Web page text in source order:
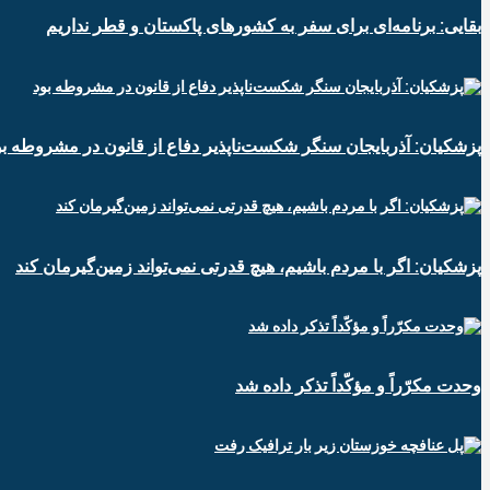
بقایی: برنامه‌ای برای سفر به کشورهای پاکستان و قطر نداریم
پزشکیان: آذربایجان سنگر شکست‌ناپذیر دفاع از قانون در مشروطه
پزشکیان: اگر با مردم باشیم، هیچ قدرتی نمی‌تواند زمین‌گیرمان کند
وحدت مکرّراً و مؤکّداً تذکر داده شد